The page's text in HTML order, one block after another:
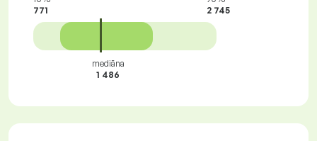
mediāna
1 486
771
2 745